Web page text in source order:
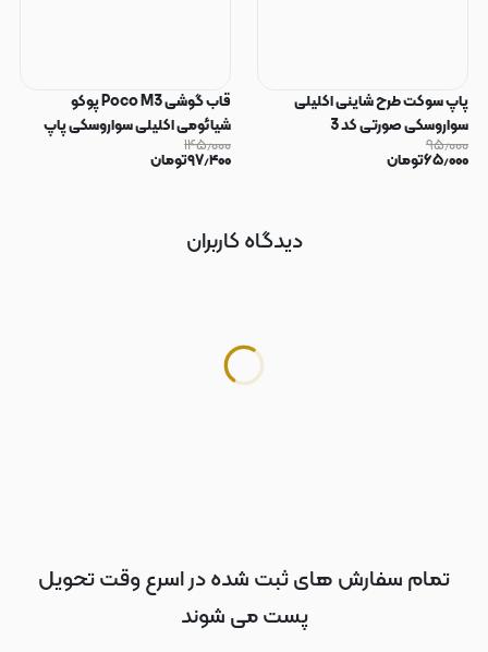
پاپ سوکت طرح شاینی اکلیلی
سواروسکی صورتی کد 3
۹۵٫۰۰۰
۶۵٫۰۰۰تومان
قاب گوشی Poco M3 پوکو
شیائومی اکلیلی سواروسکی پاپ
سوکت دار محافظ لنز دار صورتی کد
۱۴۵٫۰۰۰
۹۷٫۴۰۰تومان
دیدگاه کاربران
تمام سفارش های ثبت شده در اسرع وقت تحویل
پست می شوند